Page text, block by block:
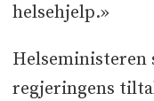
helsehjelp.»
Helseministeren
regjeringens